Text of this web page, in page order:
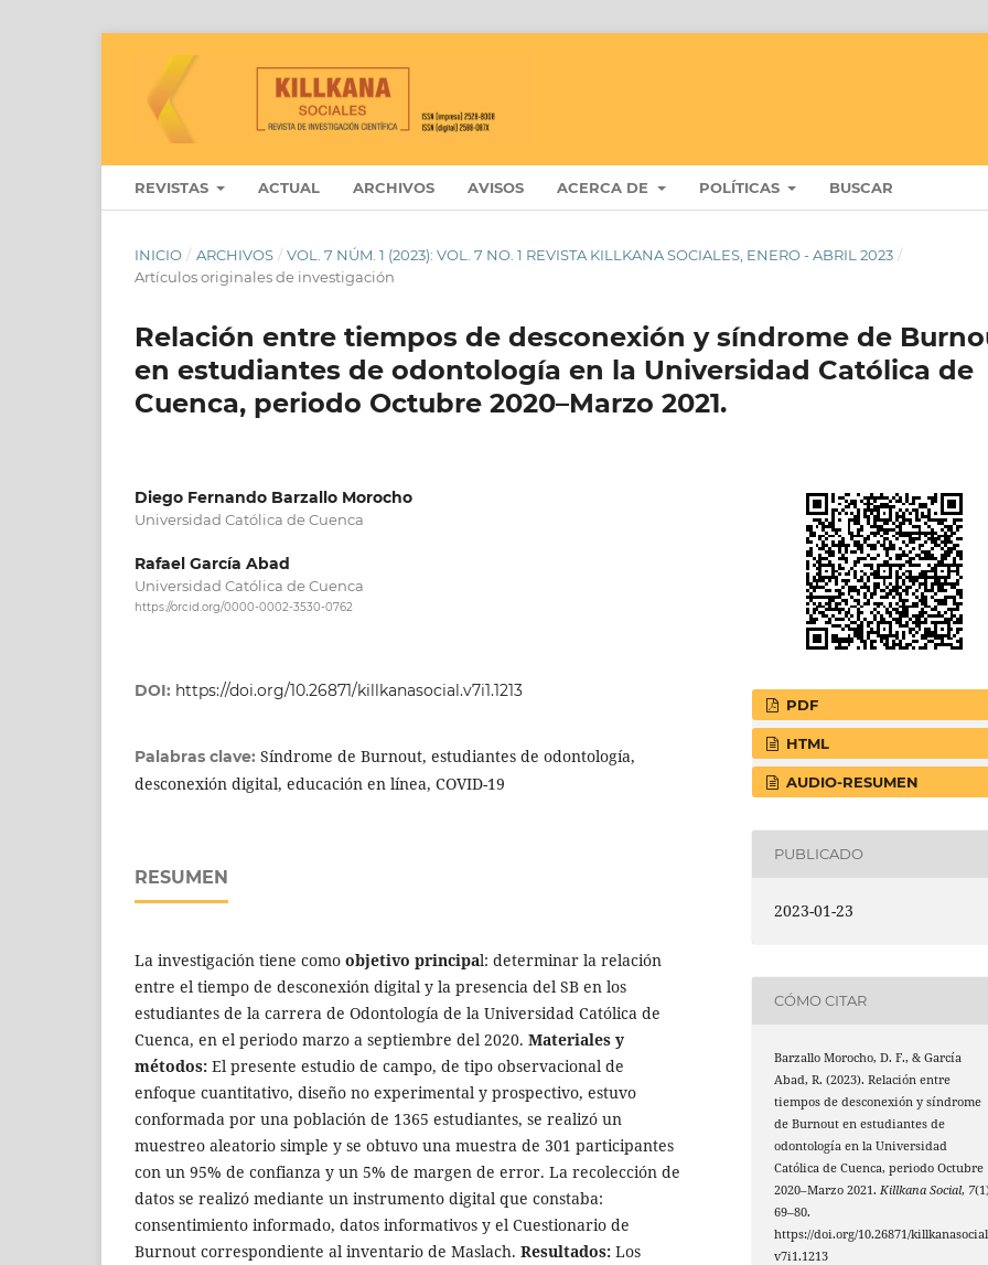
REVISTAS ACTUAL ARCHIVOS AVISOS ACERCA DE POLÍTICAS BUSCAR
INICIO / ARCHIVOS / VOL. 7 NÚM. 1 (2023): VOL. 7 NO. 1 REVISTA KILLKANA SOCIALES, ENERO - ABRIL 2023 /
Artículos originales de investigación
Relación entre tiempos de desconexión y síndrome de
en estudiantes de odontología en la Universidad Católica de
Cuenca, periodo Octubre 2020–Marzo 2021.
Diego Fernando Barzallo Morocho
Universidad Católica de Cuenca
Rafael García Abad
Universidad Católica de Cuenca
https://orcid.org/0000-0002-3530-0762
DOI: https://doi.org/10.26871/killkanasocial.v7i1.1213
Palabras clave: Síndrome de Burnout, estudiantes de odontología,
desconexión digital, educación en línea, COVID-19
RESUMEN
La investigación tiene como objetivo principal: determinar la relación
entre el tiempo de desconexión digital y la presencia del SB en los
estudiantes de la carrera de Odontología de la Universidad Católica de
Cuenca, en el periodo marzo a septiembre del 2020. Materiales y
métodos: El presente estudio de campo, de tipo observacional de
enfoque cuantitativo, diseño no experimental y prospectivo, estuvo
conformada por una población de 1365 estudiantes, se realizó un
muestreo aleatorio simple y se obtuvo una muestra de 301 participantes
con un 95% de confianza y un 5% de margen de error. La recolección de
datos se realizó mediante un instrumento digital que constaba:
consentimiento informado, datos informativos y el Cuestionario de
Burnout correspondiente al inventario de Maslach. Resultados: Los
PDF
HTML
AUDIO-RESUMEN
PUBLICADO
2023-01-23
CÓMO CITAR
Barzallo Morocho, D. F., & García
Abad, R. (2023). Relación entre
tiempos de desconexión y síndrome
de Burnout en estudiantes de
odontología en la Universidad
Católica de Cuenca, periodo Octubre
2020–Marzo 2021.Killkana Social, 7
69–80.
https://doi.org/10.26871/
v7i1.1213